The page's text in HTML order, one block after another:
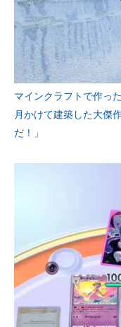
マインクラフトで作っ
月かけて建築した大傑
だ！」